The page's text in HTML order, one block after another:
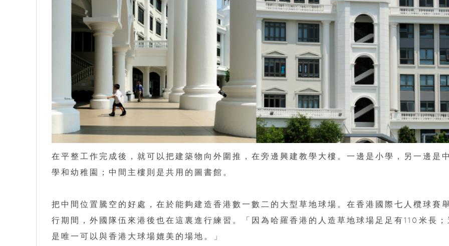
在平整工作完成後，就可以把建築物向外圍推，在旁邊興建教學大樓。一邊是小學，另一邊是
學和幼稚園；中間主樓則是共用的圖書館。
把中間位置騰空的好處，在於能夠建造香港數一數二的大型草地球場。在香港國際七人欖球賽
行期間，外國隊伍來港後也在這裏進行練習。「因為哈羅香港的人造草地球場足足有110米長
是唯一可以與香港大球場媲美的場地。」